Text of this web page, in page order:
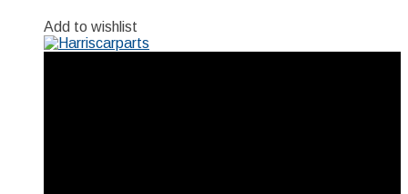
Add to wishlist